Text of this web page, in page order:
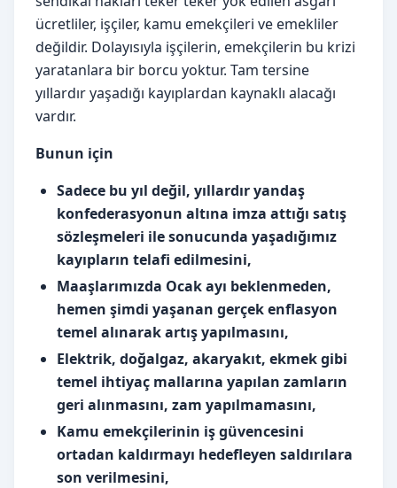
ücretliler, işçiler, kamu emekçileri ve emekliler
değildir. Dolayısıyla işçilerin, emekçilerin bu krizi
yaratanlara bir borcu yoktur. Tam tersine
yıllardır yaşadığı kayıplardan kaynaklı alacağı
vardır.
Bunun için
Sadece bu yıl değil, yıllardır yandaş
konfederasyonun altına imza attığı satış
sözleşmeleri ile sonucunda yaşadığımız
kayıpların telafi edilmesini,
Maaşlarımızda Ocak ayı beklenmeden,
hemen şimdi yaşanan gerçek enflasyon
temel alınarak artış yapılmasını,
Elektrik, doğalgaz, akaryakıt, ekmek gibi
temel ihtiyaç mallarına yapılan zamların
geri alınmasını, zam yapılmamasını,
Kamu emekçilerinin iş güvencesini
ortadan kaldırmayı hedefleyen saldırılara
son verilmesini,